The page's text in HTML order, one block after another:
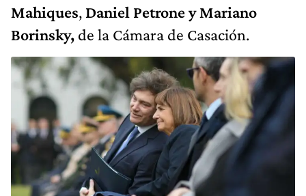
Mahiques, Daniel Petrone y Mariano
Borinsky, de la Cámara de Casación.